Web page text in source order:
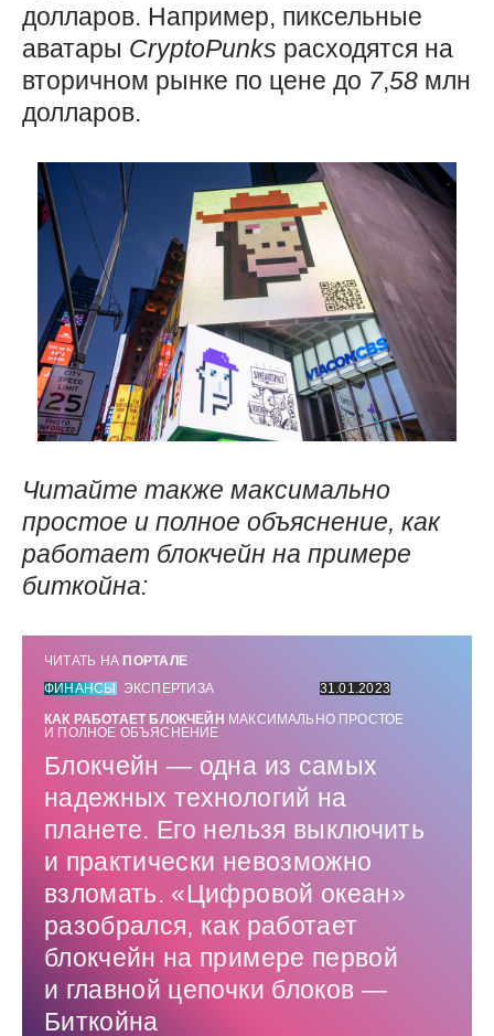
долларов. Например, пиксельные
аватары CryptoPunks расходятся на
вторичном рынке по цене до 7,58 млн
долларов.
Читайте также максимально
простое и полное объяснение, как
работает блокчейн на примере
биткойна:
ЧИТАТЬ НАПОРТАЛЕ
ФИНАНСЫ
ЭКСПЕРТИЗА
31.01.2023
КАК РАБОТАЕТ БЛОКЧЕЙН МАКСИМАЛЬНО ПРОСТОЕ
И ПОЛНОЕ ОБЪЯСНЕНИЕ
Блокчейн — ​одна из самых
надежных технологий на
планете. Его нельзя выключить
и практически невозможно
взломать. «Цифровой океан»
разобрался, как работает
блокчейн на примере первой
и главной цепочки блоков — ​
Биткойна